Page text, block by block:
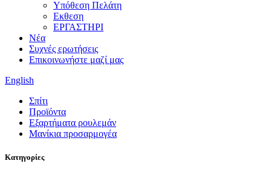
Υπόθεση Πελάτη
Εκθεση
ΕΡΓΑΣΤΗΡΙ
Νέα
Συχνές ερωτήσεις
Επικοινωνήστε μαζί μας
English
Σπίτι
Προϊόντα
Εξαρτήματα ρουλεμάν
Μανίκια προσαρμογέα
Κατηγορίες